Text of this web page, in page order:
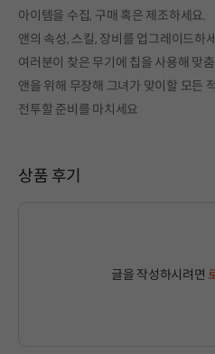
아이템을 수집, 구매 혹은 제조하세요.
앤의 속성, 스킬, 장비를 업그레이드하
여러분이 찾은 무기에 칩을 사용해 맞
앤을 위해 무장해 그녀가 맞이할 모든
전투할 준비를 마치세요
상품 후기
글을 작성하시려면